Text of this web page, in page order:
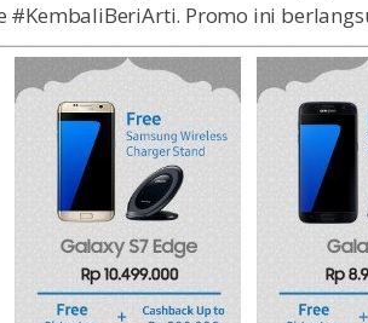
#KembaliBeriArti. Promo ini